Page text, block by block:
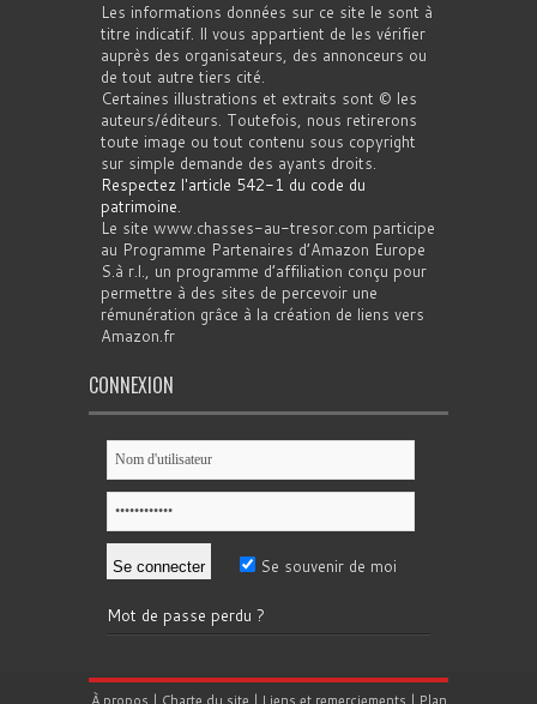
Les informations données sur ce site le sont à
titre indicatif. Il vous appartient de les vérifier
auprès des organisateurs, des annonceurs ou
de tout autre tiers cité.
Certaines illustrations et extraits sont © les
auteurs/éditeurs. Toutefois, nous retirerons
toute image ou tout contenu sous copyright
sur simple demande des ayants droits.
Respectez l'article 542-1 du code du
patrimoine.
Le site www.chasses-au-tresor.com participe
au Programme Partenaires d’Amazon Europe
S.à r.l., un programme d’affiliation conçu pour
permettre à des sites de percevoir une
rémunération grâce à la création de liens vers
Amazon.fr
CONNEXION
Se souvenir de moi
Mot de passe perdu ?